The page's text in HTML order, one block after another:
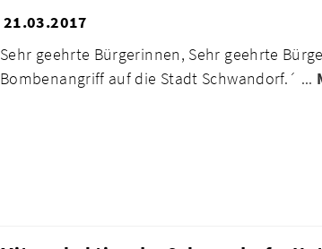
21.03.2017
Sehr geehrte Bürgerinnen, Sehr geehrte
Bombenangriff auf die Stadt Schwandorf.´ ...